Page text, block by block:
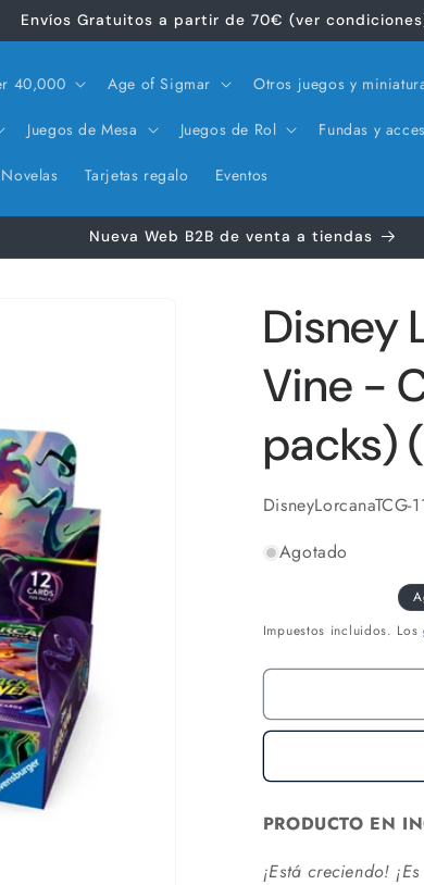
Envíos Gratuitos a partir de 70€ (ver
40,000 Age of Sigmar Otros juegos y
Juegos de Mesa Juegos de Rol Fundas y
Novelas Tarjetas regalo Eventos
Nueva Web B2B de venta a tiendas
Disney
Vine -
packs)
SKU:
Agotado
Impuestos incluidos. Los
PRODUCTO EN
¡Está creciendo!